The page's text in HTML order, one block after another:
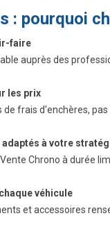
: pourquoi
faire
auprès des
les prix
de frais d'enchères, pas
à votre
Chrono à durée
véhicule
et accessoires